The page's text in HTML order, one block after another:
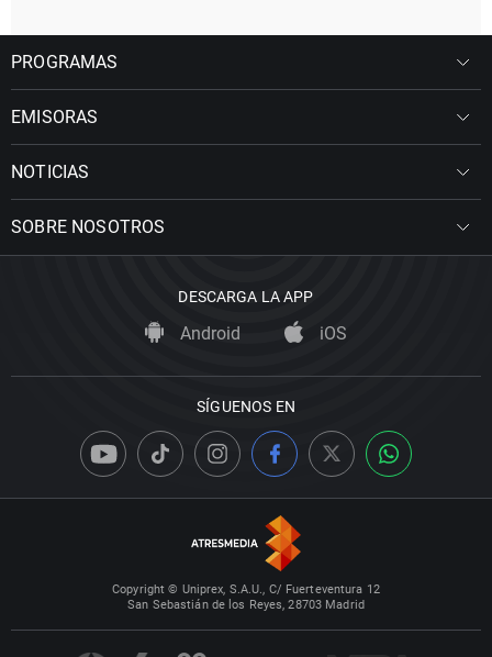
PROGRAMAS
EMISORAS
NOTICIAS
SOBRE NOSOTROS
DESCARGA LA APP
Android iOS
SÍGUENOS EN
Copyright © Uniprex, S.A.U., C/ Fuerteventura 12
San Sebastián de los Reyes, 28703 Madrid